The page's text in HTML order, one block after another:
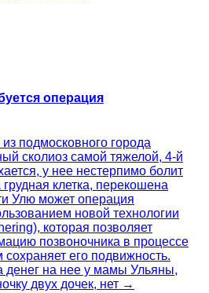
операция
подмосковного города
сколиоз самой тяжелой, 4-й
у нее нестерпимо болит
клетка, перекошена
Улю может операция
новой технологии
которая позволяет
позвоночника в процессе
сохраняет его подвижность.
денег на нее у мамы Ульяны,
двух дочек, нет →